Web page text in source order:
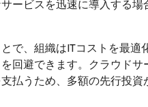
ービスを迅速に導入する
で、組織はITコストを最
回避できます。クラウドサ
払うため、多額の先行投